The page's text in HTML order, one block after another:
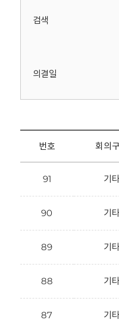
검색
의결일
번호 회의
91 기
90 기
89 기
88 기
87 기